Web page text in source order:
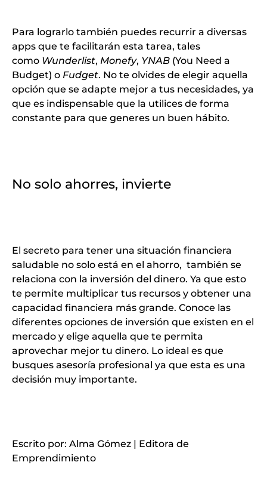
Para lograrlo también puedes recurrir a diversas
apps que te facilitarán esta tarea, tales
como Wunderlist, Monefy, YNAB (You Need a
Budget) o Fudget. No te olvides de elegir aquella
opción que se adapte mejor a tus necesidades, ya
que es indispensable que la utilices de forma
constante para que generes un buen hábito.
No solo ahorres, invierte
El secreto para tener una situación financiera
saludable no solo está en el ahorro, también se
relaciona con la inversión del dinero. Ya que esto
te permite multiplicar tus recursos y obtener una
capacidad financiera más grande. Conoce las
diferentes opciones de inversión que existen en el
mercado y elige aquella que te permita
aprovechar mejor tu dinero. Lo ideal es que
busques asesoría profesional ya que esta es una
decisión muy importante.
Escrito por: Alma Gómez | Editora de
Emprendimiento